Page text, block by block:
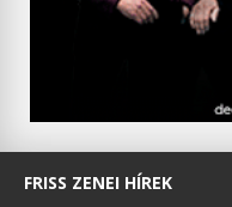
FRISS ZENEI HÍREK